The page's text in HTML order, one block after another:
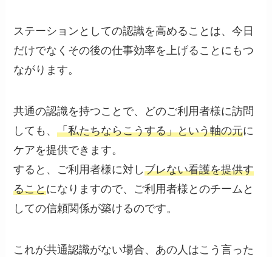
ステーションとしての認識を高めることは、今日
だけでなく その後の仕事効率を上げること にもつ
ながります。
共通の認識を持つことで、どのご利用者様に訪問
しても、「私たちならこうする」という軸の元に
ケアを提供できます。
すると、ご利用者様に対しブレない看護を提供す
ることになりますので、ご利用者様とのチームと
しての信頼関係が築けるのです。
これが共通認識がない場合、あの人はこう言った